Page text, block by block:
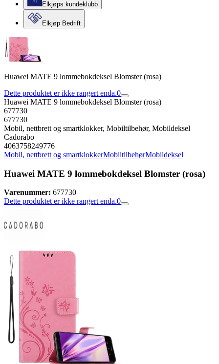
Elkjøps kundeklubb
Elkjøp Bedrift
Huawei MATE 9 lommebokdeksel Blomster (rosa)
Dette produktet er ikke rangert enda.0
Huawei MATE 9 lommebokdeksel Blomster (rosa)
677730
677730
Mobil, nettbrett og smartklokker, Mobiltilbehør, Mobildeksel
Cadorabo
4063758249776
Mobil, nettbrett og smartklokkerMobiltilbehørMobildeksel
Huawei MATE 9 lommebokdeksel Blomster (rosa)
Varenummer: 677730
Dette produktet er ikke rangert enda.0